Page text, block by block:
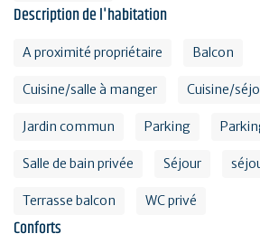
Description de l'habitation
A proximité propriétaire Balcon
Cuisine/salle à manger Cuisine/
Jardin commun Parking
Salle de bain privée Séjour
Terrasse balcon WC privé
Conforts